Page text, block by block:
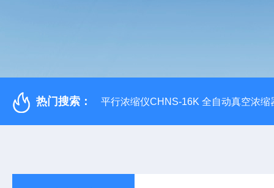
热门搜索： 平行浓缩仪CHNS-16K 全自动真空浓缩